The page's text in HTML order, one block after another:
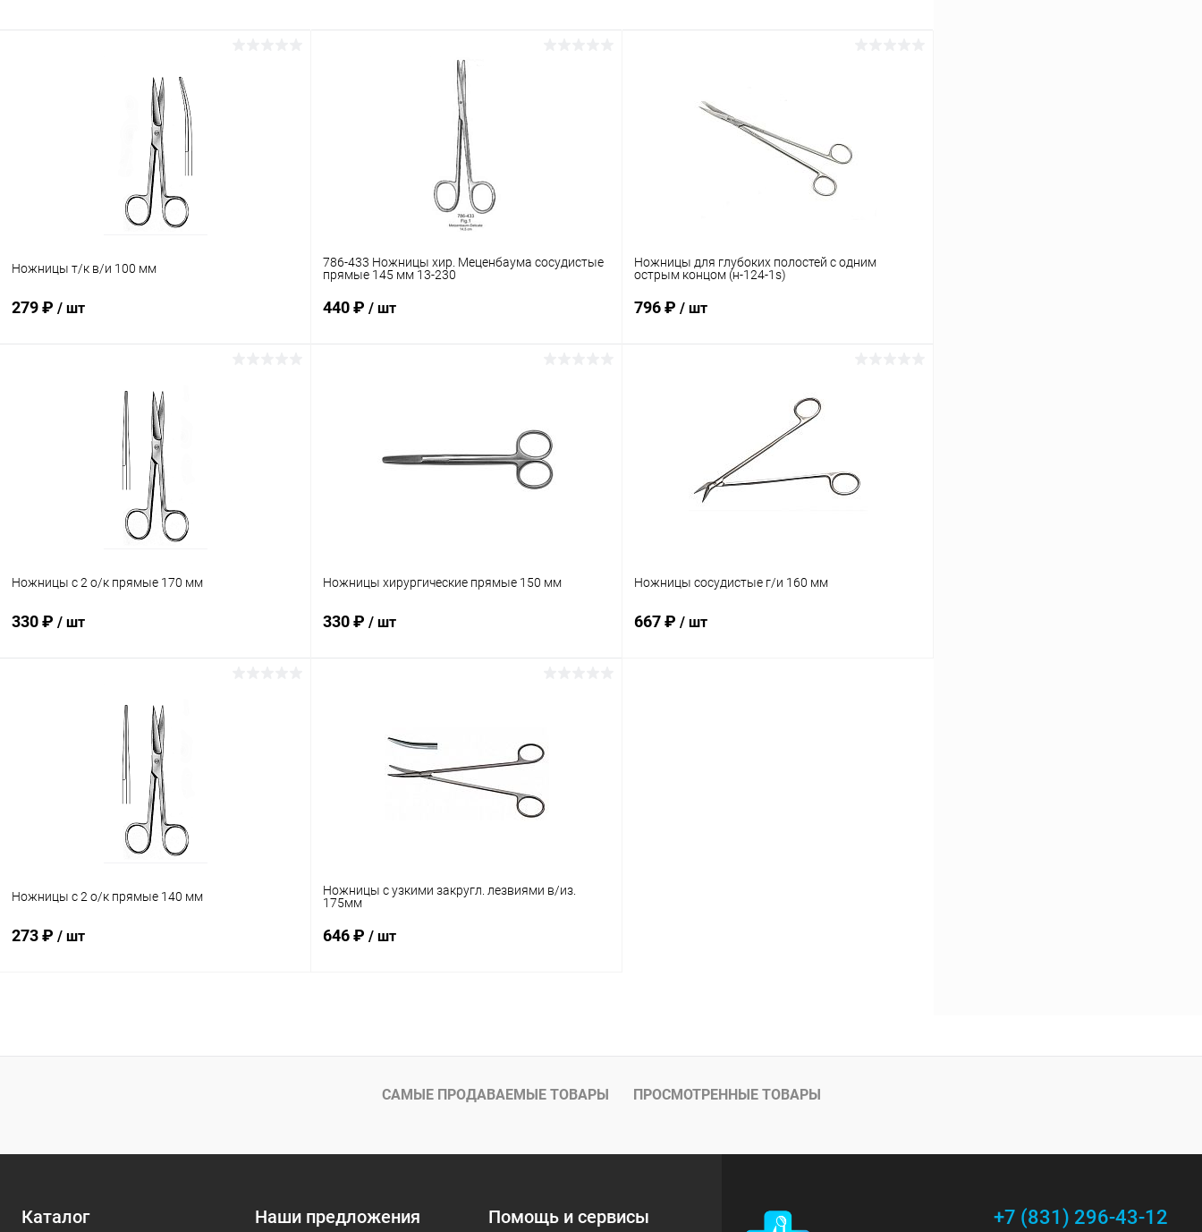
Ножницы т/к в/и 100 мм
279 ₽ / шт
786-433 Ножницы хир. Меценбаума сосудистые
прямые 145 мм 13-230
440 ₽ / шт
Сравнение
В избранное В наличии
Ножницы для глубоких полостей с одним
острым концом (н-124-1s)
796 ₽ / шт
Ножницы с 2 о/к прямые 170 мм
330 ₽ / шт
Ножницы хирургические прямые 150 мм
330 ₽ / шт
Купить в 1 клик Сравнение
В избранное
Ножницы сосудистые г/и 160 мм
667 ₽ / шт
Ножницы с 2 о/к прямые 140 мм
273 ₽ / шт
Купить в 1 клик Сравнение
Ножницы с узкими закругл. лезвиями в/из.
175мм
646 ₽ / шт
Купить в 1 клик Сравнение
В избранное В наличии
САМЫЕ ПРОДАВАЕМЫЕ ТОВАРЫ ПРОСМОТРЕННЫЕ ТОВАРЫ
Каталог Наши предложения Помощь и сервисы +7 (831) 296-43-12